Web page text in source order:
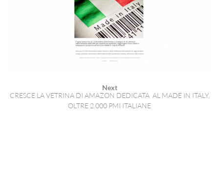
Next
CRESCE LA VETRINA DI AMAZON DEDICATA AL MADE IN ITALY,
OLTRE 2.000 PMI ITALIANE